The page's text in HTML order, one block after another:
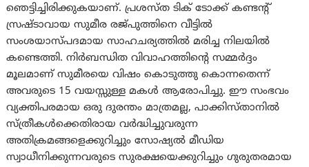
ഞെട്ടിച്ചിരിക്കുകയാണ്. പ്രശസ്ത ടിക് ടോക്ക് കണ്ടന്റ്
സ്രഷ്ടാവായ സുമീര രജ്പുത്തിനെ വീട്ടിൽ
സംശയാസ്പദമായ സാഹചര്യത്തിൽ മരിച്ച നിലയിൽ
കണ്ടെത്തി. നിർബന്ധിത വിവാഹത്തിന്റെ സമ്മർദ്ദം
മൂലമാണ് സുമീരയെ വിഷം കൊടുത്തു കൊന്നതെന്ന്
അവരുടെ 15 വയസ്സുള്ള മകൾ ആരോപിച്ചു. ഈ സംഭവം
വ്യക്തിപരമായ ഒരു ദുരന്തം മാത്രമല്ല, പാക്കിസ്താനിൽ
സ്ത്രീകൾക്കെതിരായ വർദ്ധിച്ചുവരുന്ന
അതിക്രമങ്ങളെക്കുറിച്ചും സോഷ്യൽ മീഡിയ
സ്വാധീനിക്കുന്നവരുടെ സുരക്ഷയെക്കുറിച്ചും ഗുരുതരമായ